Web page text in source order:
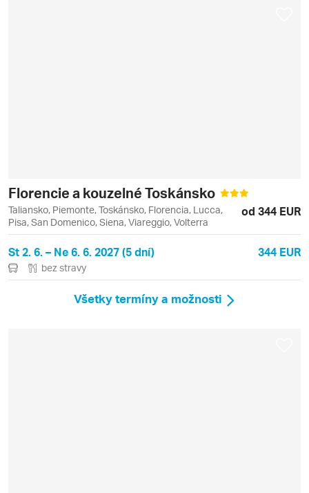
Florencie a kouzelné Toskánsko
Taliansko, Piemonte, Toskánsko, Florencia, Lucca,
Pisa, San Domenico, Siena, Viareggio, Volterra
od 344 EUR
St 2. 6. – Ne 6. 6. 2027 (5 dní) 344 EUR
bez stravy
Všetky termíny a možnosti